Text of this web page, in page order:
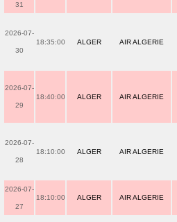
31
2026-07-
30
18:35:00 ALGER AIR ALGERIE
2026-07-
29
18:40:00 ALGER AIR ALGERIE
2026-07-
28
18:10:00 ALGER AIR ALGERIE
2026-07-
27
18:10:00 ALGER AIR ALGERIE